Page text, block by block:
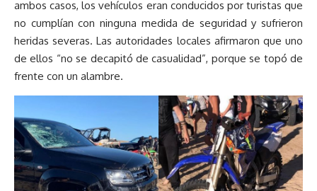
ambos casos, los vehículos eran conducidos por turistas que
no cumplían con ninguna medida de seguridad y sufrieron
heridas severas. Las autoridades locales afirmaron que uno
de ellos “no se decapitó de casualidad”, porque se topó de
frente con un alambre.